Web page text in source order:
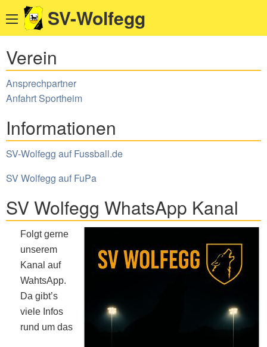
SV-Wolfegg
Verein
Ansprechpartner
Anfahrt Sportheim
Informationen
SV-Wolfegg auf Fussball.de
SV Wolfegg auf FuPa
SV Wolfegg WhatsApp Kanal
Folgt gerne
unserem
Kanal auf
WahtsApp.
Da gibt’s
viele Infos
rund um das